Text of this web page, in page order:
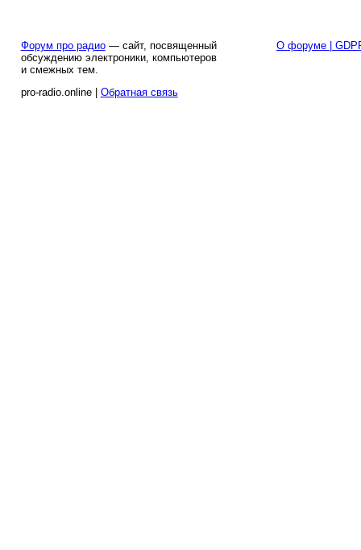
Форум про радио— сайт, посвященный
обсуждению электроники, компьютеров
и смежных тем.
pro-radio.online | Обратная связь
О форуме |